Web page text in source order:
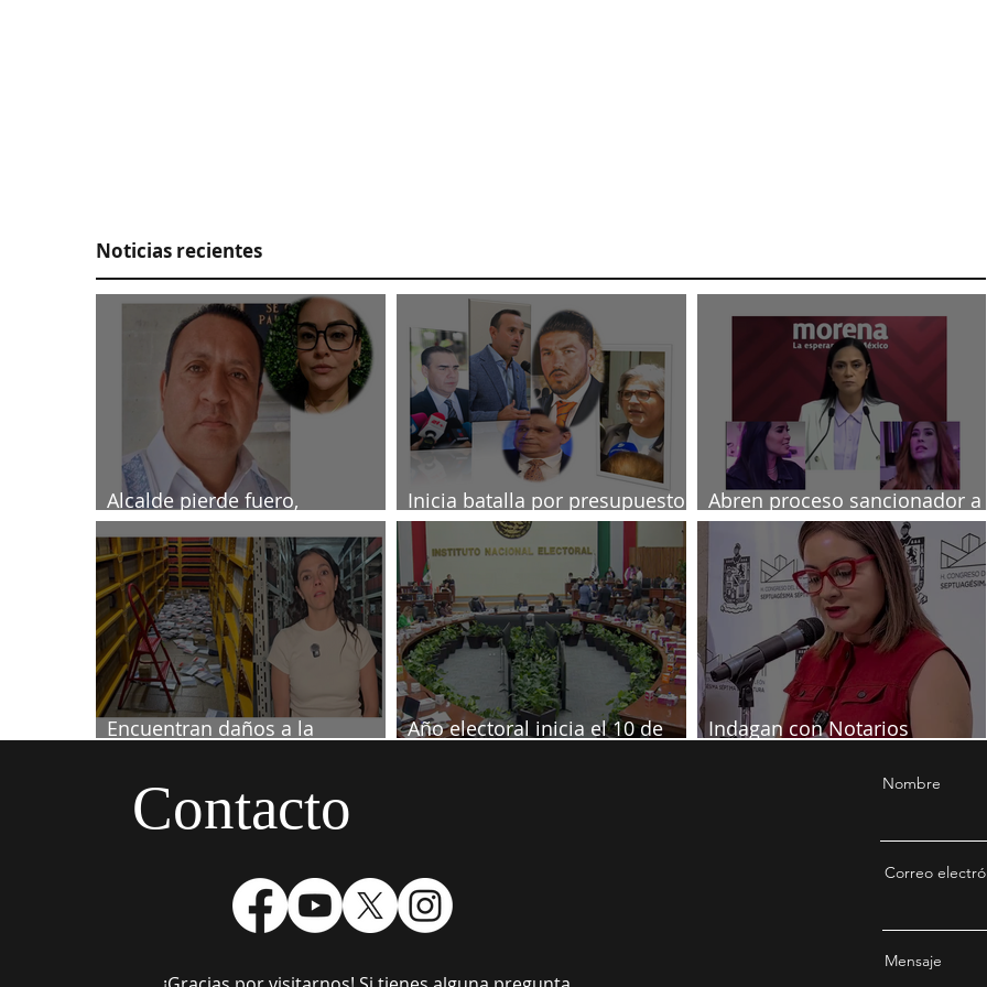
Noticias recientes
Alcalde pierde fuero,
investigado por muerte de
periodista
Inicia batalla por presupuesto
2027
Abren proceso sancionador a
diputadas poblanas
Encuentran daños a la
Año electoral inicia el 10 de
Indagan con Notarios
Contacto Nombre
Correo
Mensaje